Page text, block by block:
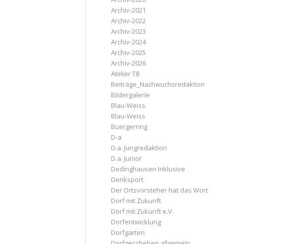
Archiv-2021
Archiv-2022
Archiv-2023
Archiv-2024
Archiv-2025
Archiv-2026
Atelier T8
Beiträge_Nachwuchsredaktion
Bildergalerie
Blau-Weiss
Blau-Weiss
Buergerring
D-a
D.a. Jungredaktion
D.a. Junior
Dedinghausen Inklusive
Denksport
Der Ortsvorsteher hat das Wort
Dorf mit Zukunft
Dorf mit Zukunft e.V.
Dorfentwicklung
Dorfgarten